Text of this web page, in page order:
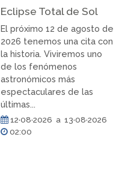
Eclipse Total de Sol
El próximo 12 de agosto de
2026 tenemos una cita con
la historia. Viviremos uno
de los fenómenos
astronómicos más
espectaculares de las
últimas...
12·08·2026 a 13·08·2026
02:00